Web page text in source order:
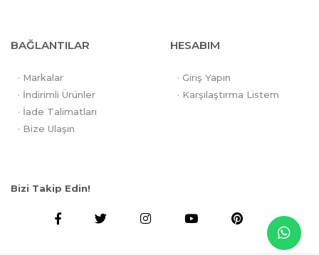
BAĞLANTILAR
· Markalar
· İndirimli Ürünler
· İade Talimatları
· Bize Ulaşın
HESABIM
· Giriş Yapın
· Karşılaştırma Listem
Bizi Takip Edin!